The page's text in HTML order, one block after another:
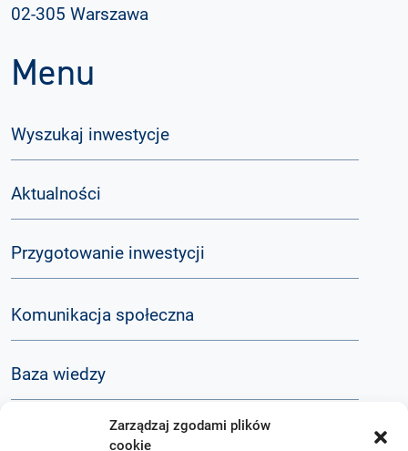
Zarządzaj zgodami plików
cookie
02-305 Warszawa
Menu
Wyszukaj inwestycje
Aktualności
Przygotowanie inwestycji
Komunikacja społeczna
Baza wiedzy